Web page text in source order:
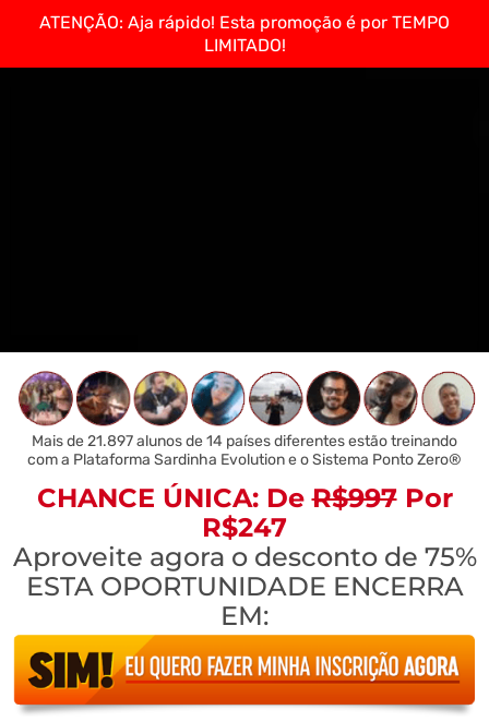
ATENÇÃO: Aja rápido! Esta promoção é por TEMPO
LIMITADO!
Mais de 21.897 alunos de 14 países diferentes estão treinando
com a Plataforma Sardinha Evolution e o Sistema Ponto Zero®
CHANCE ÚNICA: DeR$997Por
R$247
Aproveite agora o desconto de 75%
ESTA OPORTUNIDADE ENCERRA
EM: